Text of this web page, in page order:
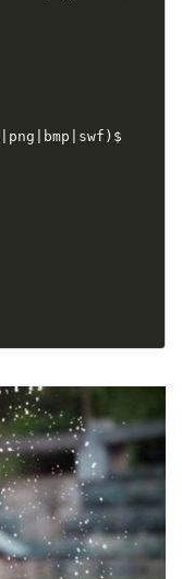
png bmp swf )